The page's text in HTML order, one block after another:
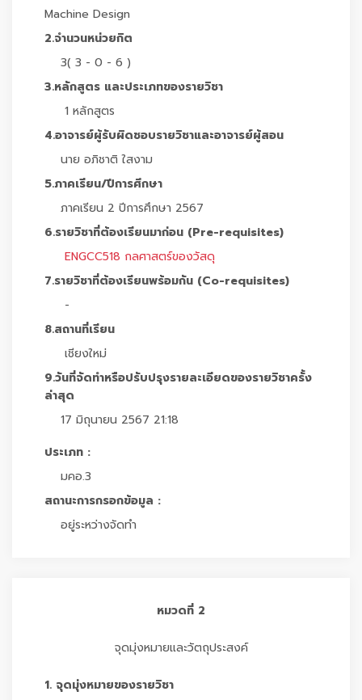
Machine Design
2.จำนวนหน่วยกิต
3( 3 - 0 - 6 )
3.หลักสูตร และประเภทของรายวิชา
1 หลักสูตร
4.อาจารย์ผู้รับผิดชอบรายวิชาและอาจารย์ผู้สอน
นาย อภิชาติ ใสงาม
5.ภาคเรียน/ปีการศึกษา
ภาคเรียน 2 ปีการศึกษา 2567
6.รายวิชาที่ต้องเรียนมาก่อน (Pre-requisites)
ENGCC518 กลศาสตร์ของวัสดุ
7.รายวิชาที่ต้องเรียนพร้อมกัน (Co-requisites)
-
8.สถานที่เรียน
เชียงใหม่
9.วันที่จัดทำหรือปรับปรุงรายละเอียดของรายวิชาครั้ง
ล่าสุด
17 มิถุนายน 2567 21:18
ประเภท :
มคอ.3
สถานะการกรอกข้อมูล :
อยู่ระหว่างจัดทำ
หมวดที่ 2
จุดมุ่งหมายและวัตถุประสงค์
1. จุดมุ่งหมายของรายวิชา